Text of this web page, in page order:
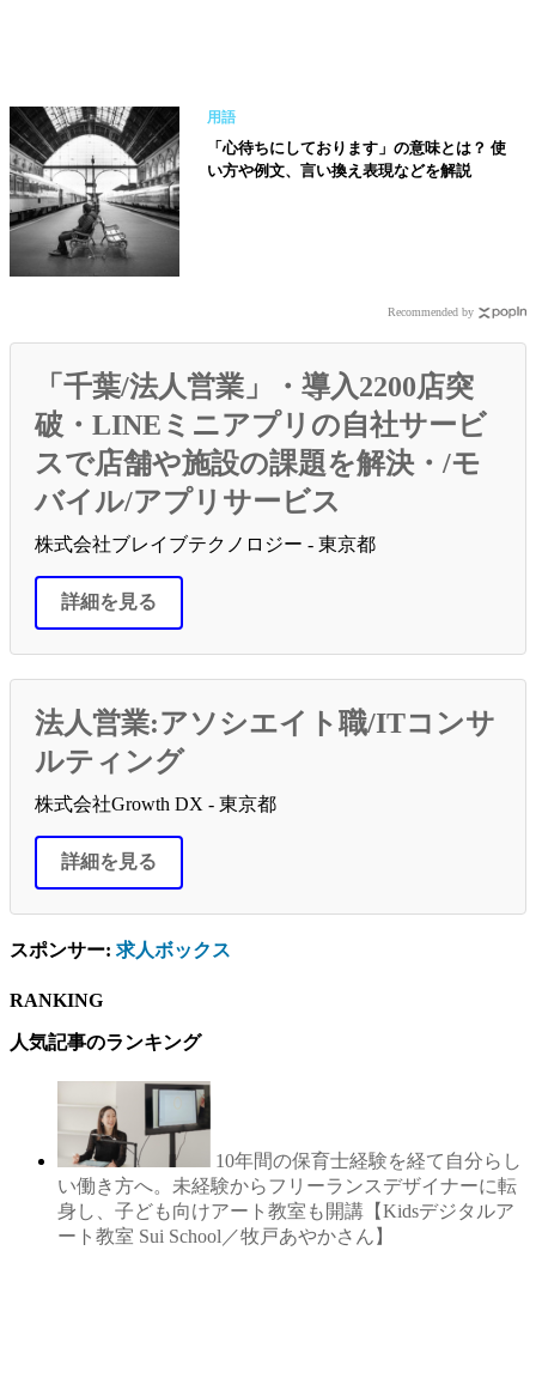
用語
「心待ちにしております」の意味とは？ 使
い方や例文、言い換え表現などを解説
Recommended by
「千葉/法人営業」・導入2200店突
破・LINEミニアプリの自社サービ
スで店舗や施設の課題を解決・/モ
バイル/アプリサービス
株式会社ブレイブテクノロジー - 東京都
詳細を見る
法人営業:アソシエイト職/ITコンサ
ルティング
株式会社Growth DX - 東京都
詳細を見る
スポンサー: 求人ボックス
RANKING
人気記事のランキング
10年間の保育士経験を経て自分らし
い働き方へ。未経験からフリーランスデザイナーに転
身し、子ども向けアート教室も開講【Kidsデジタルア
ート教室 Sui School／牧戸あやかさん】